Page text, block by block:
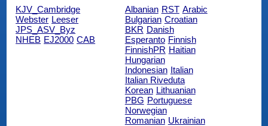
KJV_Cambridge
Webster Leeser
JPS_ASV_Byz
NHEB EJ2000 CAB
Albanian RST Arabic
Bulgarian Croatian
BKR Danish
Esperanto Finnish
FinnishPR Haitian
Hungarian
Indonesian Italian
Italian Riveduta
Korean Lithuanian
PBG Portuguese
Norwegian
Romanian Ukrainian